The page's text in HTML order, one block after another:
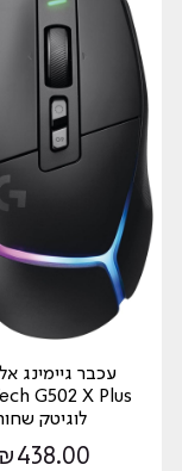
‏עכבר גיימינג
G502 X Plus
לוגיטק
438.00